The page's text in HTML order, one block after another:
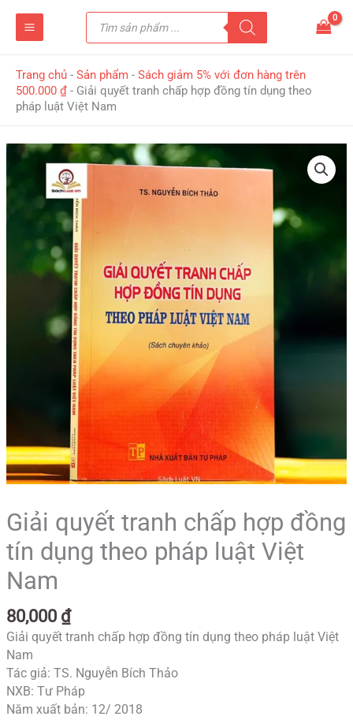
Tìm
kiếm
sản
Trang chủ - Sản phẩm - Sách giảm 5% với đơn hàng trên
500.000 ₫ - Giải quyết tranh chấp hợp đồng tín dụng theo
pháp luật Việt Nam
Giải quyết tranh chấp hợp đồng
tín dụng theo pháp luật Việt
Nam
80,000 ₫
Giải quyết tranh chấp hợp đồng tín dụng theo pháp luật Việt
Nam
Tác giả: TS. Nguyễn Bích Thảo
NXB: Tư Pháp
Năm xuất bản: 12/ 2018